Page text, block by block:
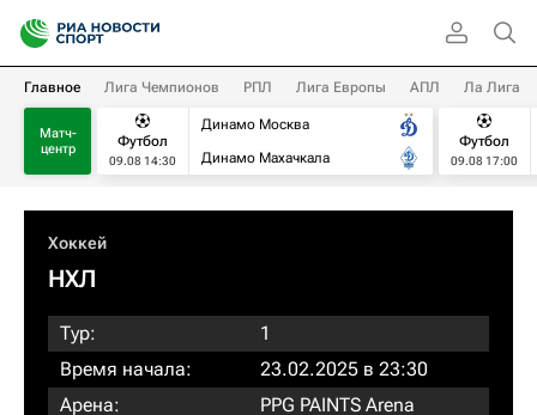
Главное Лига Чемпионов РПЛ Лига Европы АПЛ Ла Лига
Матч-
центр
Футбол
09.08 14:30
Динамо Москва
Динамо Махачкала
Футбол
09.08 17:00
Хоккей
НХЛ
Тур:
1
Время начала:
23.02.2025 в 23:30
Арена:
PPG PAINTS Arena